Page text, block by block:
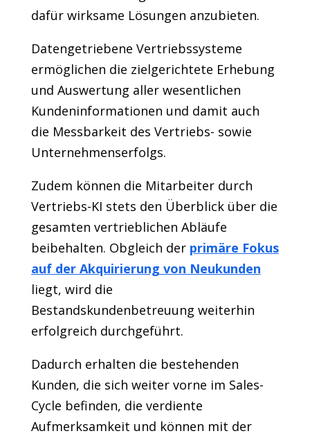
dafür wirksame Lösungen anzubieten.
Datengetriebene Vertriebssysteme
ermöglichen die zielgerichtete Erhebung
und Auswertung aller wesentlichen
Kundeninformationen und damit auch
die Messbarkeit des Vertriebs- sowie
Unternehmenserfolgs.
Zudem können die Mitarbeiter durch
Vertriebs-KI stets den Überblick über die
gesamten vertrieblichen Abläufe
beibehalten. Obgleich der primäre Fokus
auf der Akquirierung von Neukunden
liegt, wird die
Bestandskundenbetreuung weiterhin
erfolgreich durchgeführt.
Dadurch erhalten die bestehenden
Kunden, die sich weiter vorne im Sales-
Cycle befinden, die verdiente
Aufmerksamkeit und können mit der